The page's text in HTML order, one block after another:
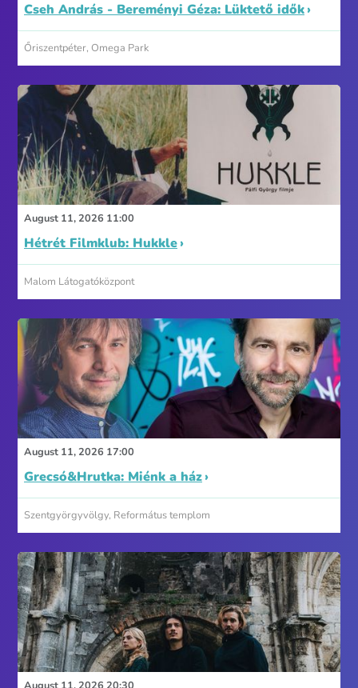
Cseh András - Bereményi Géza: Lüktető idők
Őriszentpéter, Omega Park
August 11, 2026 11:00
Hétrét Filmklub: Hukkle
Malom Látogatóközpont
August 11, 2026 17:00
Grecsó&Hrutka: Miénk a ház
Szentgyörgyvölgy, Református templom